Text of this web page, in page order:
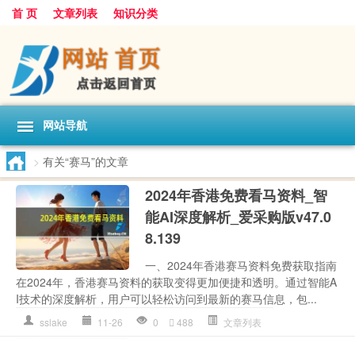
首 页 文章列表 知识分类
网站导航
> 有关“赛马”的文章
2024年香港免费看马资料_智
能AI深度解析_爱采购版v47.0
8.139
一、2024年香港赛马资料免费获取指南
在2024年，香港赛马资料的获取变得更加便捷和透明。通过智能A
I技术的深度解析，用户可以轻松访问到最新的赛马信息，包...
sslake 11-26 0 488 文章列表